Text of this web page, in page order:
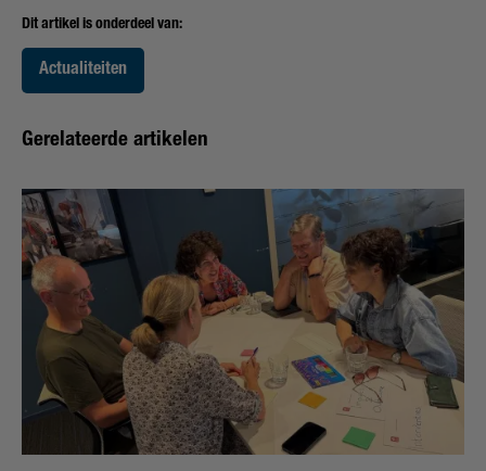
Dit artikel is onderdeel van:
Actualiteiten
Gerelateerde artikelen